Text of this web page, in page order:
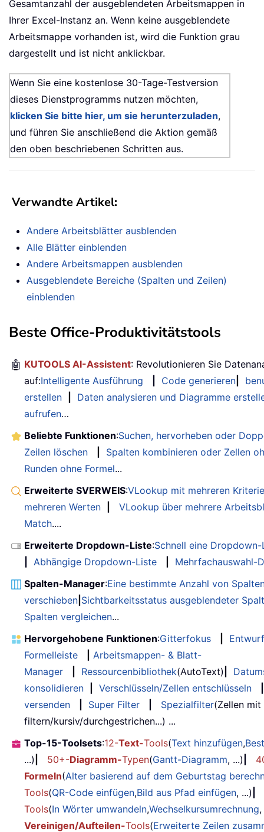
Gesamtanzahl der ausgeblendeten Arbeitsmappen in
Ihrer Excel-Instanz an. Wenn keine ausgeblendete
Arbeitsmappe vorhanden ist, wird die Funktion grau
dargestellt und ist nicht anklickbar.
Wenn Sie eine kostenlose 30-Tage-Testversion
dieses Dienstprogramms nutzen möchten,
klicken Sie bitte hier, um sie herunterzuladen,
und führen Sie anschließend die Aktion gemäß
den oben beschriebenen Schritten aus.
Verwandte Artikel:
Andere Arbeitsblätter ausblenden
Alle Blätter einblenden
Andere Arbeitsmappen ausblenden
Ausgeblendete Bereiche (Spalten und Zeilen)
einblenden
Beste Office-Produktivitätstools
🤖 KUTOOLS AI-Assistent: Revolutionieren Sie
auf:Intelligente Ausführung Code generieren
erstellen
Daten analysieren und Diagramme
aufrufen…
Beliebte Funktionen:Suchen, hervorheben oder
Zeilen löschen
Spalten kombinieren oder Zellen
Runden ohne Formel...
Erweiterte SVERWEIS:VLookup mit mehreren
mehreren Werten
VLookup über mehrere
Match....
Erweiterte Dropdown-Liste:Schnell eine
Abhängige Dropdown-Liste
Mehrfachauswahl-
Spalten-Manager:Eine bestimmte Anzahl von
verschieben Sichtbarkeitsstatus ausgeblendeter
Spalten vergleichen...
Hervorgehobene Funktionen:Gitterfokus
Entwurf
Formelleiste
Arbeitsmappen- & Blatt-
Manager
Ressourcenbibliothek(AutoText)
konsolidieren
Verschlüsseln/Zellen entschlüsseln
versenden
Super Filter Spezialfilter(Zellen
filtern/kursiv/durchgestrichen...) ...
Top-15-Toolsets:12-Text-Tools(Text hinzufügen,
...)
50+-Diagramm-Typen(Gantt-Diagramm, ...)
Formeln(Alter basierend auf dem Geburtstag
Tools(QR-Code einfügen,Bild aus Pfad einfügen, ...)
Tools(In Wörter umwandeln,Wechselkursumrechnung
Vereinigen/Aufteilen-Tools(Erweiterte Zeilen